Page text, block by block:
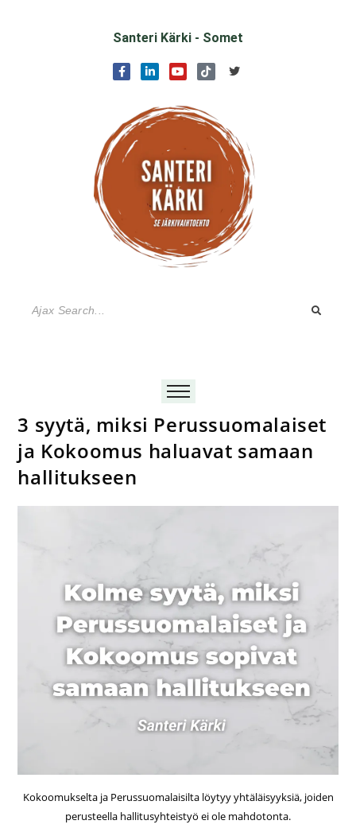
Santeri Kärki - Somet
3 syytä, miksi Perussuomalaiset
ja Kokoomus haluavat samaan
hallitukseen
Kokoomukselta ja Perussuomalaisilta löytyy yhtäläisyyksiä, joiden
perusteella hallitusyhteistyö ei ole mahdotonta.